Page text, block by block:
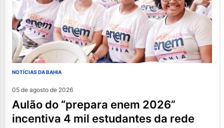
NOTÍCIAS DA BAHIA
05 de agosto de 2026
aulão do “prepara enem 2026”
incentiva 4 mil estudantes da rede